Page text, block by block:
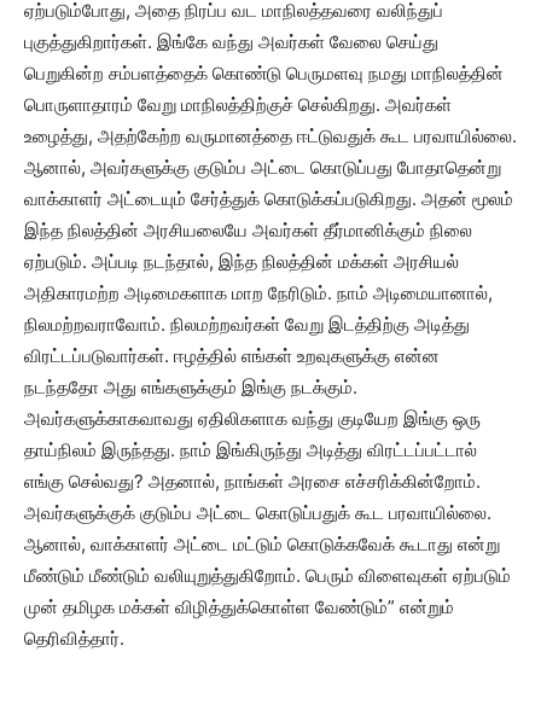
ஏற்படும்போது, அதை நிரப்ப வட மாநிலத்தவரை வலிந்துப்
புகுத்துகிறார்கள். இங்கே வந்து அவர்கள் வேலை செய்து
பெறுகின்ற சம்பளத்தைக் கொண்டு பெருமளவு நமது மாநிலத்தின்
பொருளாதாரம் வேறு மாநிலத்திற்குச் செல்கிறது. அவர்கள்
உழைத்து, அதற்கேற்ற வருமானத்தை ஈட்டுவதுக் கூட பரவாயில்லை.
ஆனால், அவர்களுக்கு குடும்ப அட்டை கொடுப்பது போதாதென்று
வாக்காளர் அட்டையும் சேர்த்துக் கொடுக்கப்படுகிறது. அதன் மூலம்
இந்த நிலத்தின் அரசியலையே அவர்கள் தீர்மானிக்கும் நிலை
ஏற்படும். அப்படி நடந்தால், இந்த நிலத்தின் மக்கள் அரசியல்
அதிகாரமற்ற அடிமைகளாக மாற நேரிடும். நாம் அடிமையானால்,
நிலமற்றவராவோம். நிலமற்றவர்கள் வேறு இடத்திற்கு அடித்து
விரட்டப்படுவார்கள். ஈழத்தில் எங்கள் உறவுகளுக்கு என்ன
நடந்ததோ அது எங்களுக்கும் இங்கு நடக்கும்.
அவர்களுக்காகவாவது ஏதிலிகளாக வந்து குடியேற இங்கு ஒரு
தாய்நிலம் இருந்தது. நாம் இங்கிருந்து அடித்து விரட்டப்பட்டால்
எங்கு செல்வது? அதனால், நாங்கள் அரசை எச்சரிக்கின்றோம்.
அவர்களுக்குக் குடும்ப அட்டை கொடுப்பதுக் கூட பரவாயில்லை.
ஆனால், வாக்காளர் அட்டை மட்டும் கொடுக்கவேக் கூடாது என்று
மீண்டும் மீண்டும் வலியுறுத்துகிறோம். பெரும் விளைவுகள் ஏற்படும்
முன் தமிழக மக்கள் விழித்துக்கொள்ள வேண்டும்” என்றும்
தெரிவித்தார்.